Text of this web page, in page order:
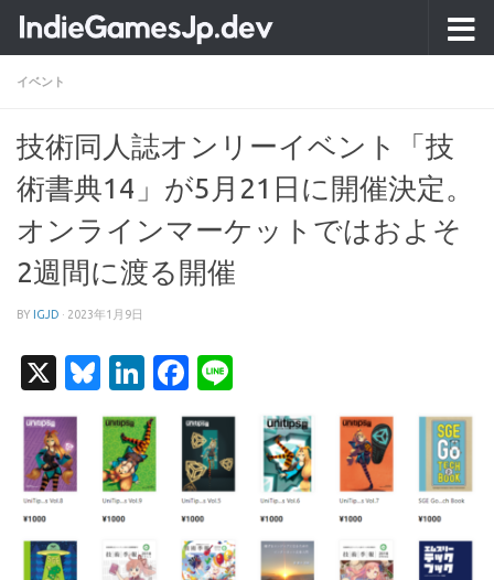
コンテンツへスキップ
イベント
技術同人誌オンリーイベント「技
術書典14」が5月21日に開催決定。
オンラインマーケットではおよそ
2週間に渡る開催
BY IGJD · 2023年1月9日
X Bluesky
LinkedIn
Facebook